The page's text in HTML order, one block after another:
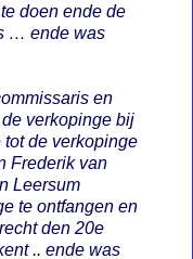
doen ende de
… ende was
en
verkopinge bij
de verkopinge
Frederik van
Leersum
te ontfangen en
den 20e
.. ende was